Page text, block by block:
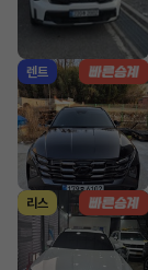
렌트
리스